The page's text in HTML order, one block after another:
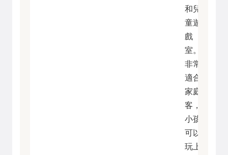
和兒
童遊
戲
室。
非常
適合
家庭
客，
小孩
可以
玩上